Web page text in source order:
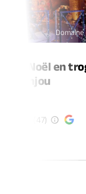
de Noël en
en-Anjou
(47)